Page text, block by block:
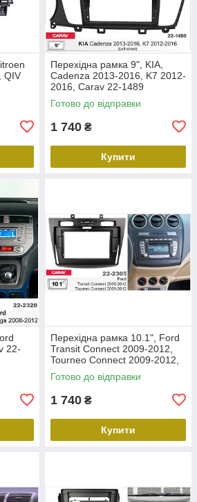
QIV
Перехідна рамка 9", KIA,
Cadenza 2013-2016, K7 2012-
2016, Carav 22-1489
Готово до відправки
1 740 ₴
Купити
22-
Перехідна рамка 10.1", Ford
Transit Connect 2009-2012,
Tourneo Connect 2009-2012,
Carav 22-2305
Готово до відправки
1 740 ₴
Купити